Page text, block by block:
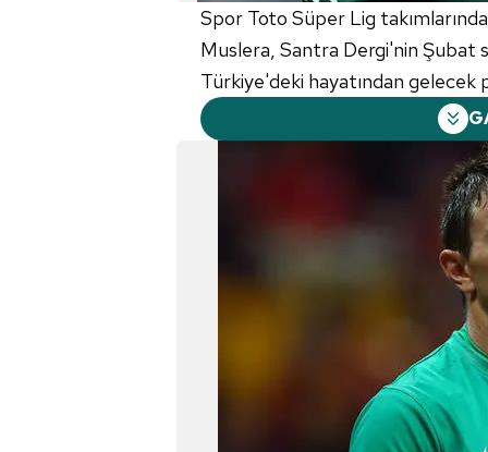
Spor Toto Süper Lig
Muslera, Santra Dergi'nin Şubat
Türkiye'deki hayatından gelecek